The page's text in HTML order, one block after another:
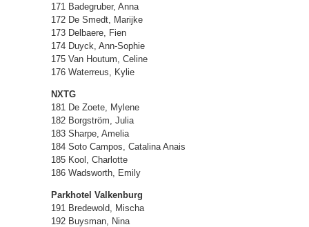
171 Badegruber, Anna
172 De Smedt, Marijke
173 Delbaere, Fien
174 Duyck, Ann-Sophie
175 Van Houtum, Celine
176 Waterreus, Kylie
NXTG
181 De Zoete, Mylene
182 Borgström, Julia
183 Sharpe, Amelia
184 Soto Campos, Catalina Anais
185 Kool, Charlotte
186 Wadsworth, Emily
Parkhotel Valkenburg
191 Bredewold, Mischa
192 Buysman, Nina